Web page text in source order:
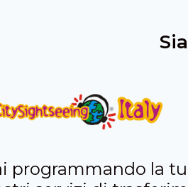
programmando la